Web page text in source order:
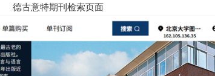
德古意特期刊检索页面